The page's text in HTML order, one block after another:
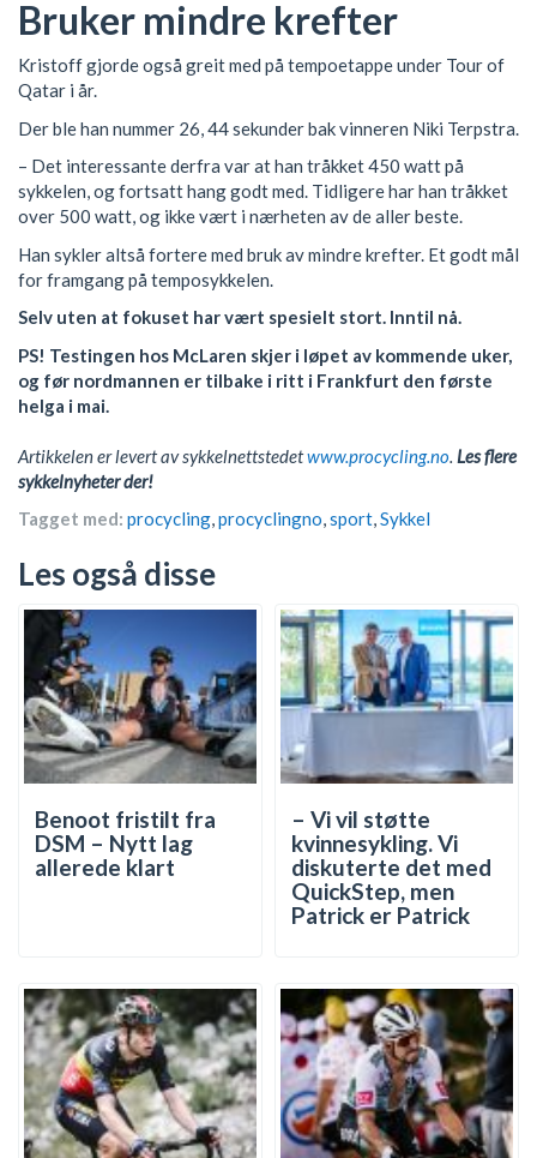
Bruker mindre krefter
Kristoff gjorde også greit med på tempoetappe under Tour of
Qatar i år.
Der ble han nummer 26, 44 sekunder bak vinneren Niki Terpstra.
– Det interessante derfra var at han tråkket 450 watt på
sykkelen, og fortsatt hang godt med. Tidligere har han tråkket
over 500 watt, og ikke vært i nærheten av de aller beste.
Han sykler altså fortere med bruk av mindre krefter. Et godt mål
for framgang på temposykkelen.
Selv uten at fokuset har vært spesielt stort. Inntil nå.
PS! Testingen hos McLaren skjer i løpet av kommende uker,
og før nordmannen er tilbake i ritt i Frankfurt den første
helga i mai.
Artikkelen er levert av sykkelnettstedetwww.procycling.no. Les flere
sykkelnyheter der!
Tagget med: procycling,procyclingno,sport,Sykkel
Les også disse
Benoot fristilt fra
DSM – Nytt lag
allerede klart
– Vi vil støtte
kvinnesykling. Vi
diskuterte det med
QuickStep, men
Patrick er Patrick